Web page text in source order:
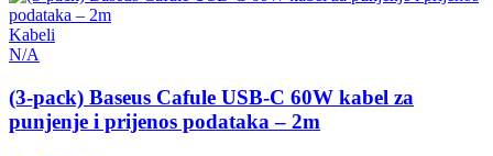
Kabeli
N/A
(3-pack) Baseus Cafule USB-C 60W kabel za
punjenje i prijenos podataka – 2m